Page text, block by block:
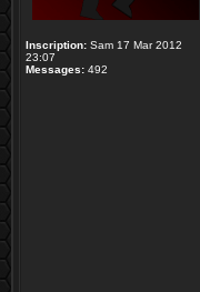
Inscription: Sam 17 Mar 2012
23:07
Messages: 492